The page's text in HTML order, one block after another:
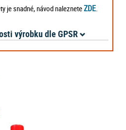
je snadné, návod nalezneteZDE.
výrobku dle GPSR